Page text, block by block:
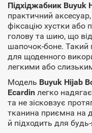
Підхіджабник Buyuk
практичний
фіксацію хустки або
голову та шию, що
шапочок-боне. Такий
для щоденного
легкими або
Модель Buyuk Hijab
Ecardin легко
та не зісковзує
тканина приємна на
й підходить для